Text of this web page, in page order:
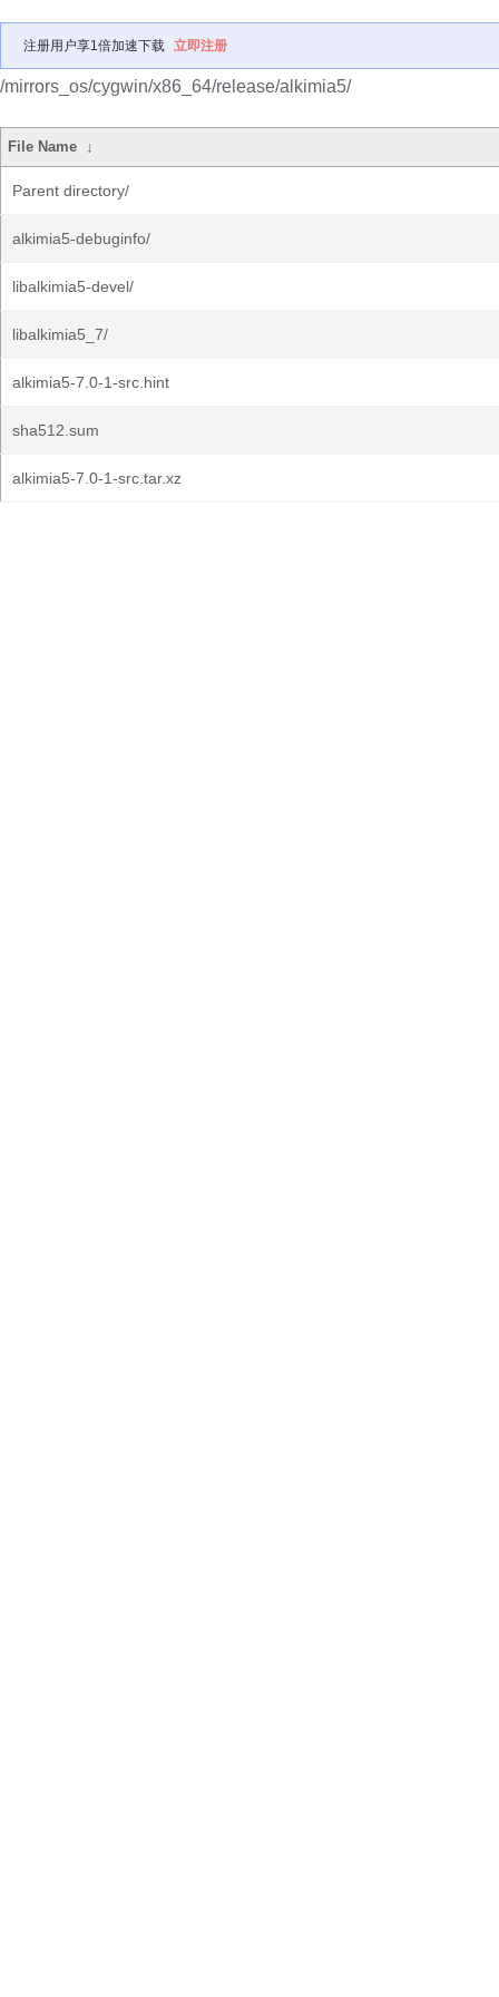
注册用户享1倍加速下载 立即注册
/mirrors_os/cygwin/x86_64/release/alkimia5/
File Name ↓
Parent directory/
alkimia5-debuginfo/
libalkimia5-devel/
libalkimia5_7/
alkimia5-7.0-1-src.hint
sha512.sum
alkimia5-7.0-1-src.tar.xz